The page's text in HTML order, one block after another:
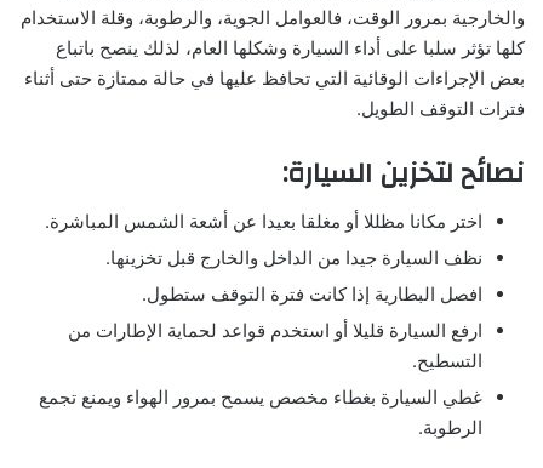
والخارجية بمرور الوقت، فالعوامل الجوية، والرطوبة، وقلة الاستخدام
كلها تؤثر سلبا على أداء السيارة وشكلها العام، لذلك ينصح باتباع
بعض الإجراءات الوقائية التي تحافظ عليها في حالة ممتازة حتى أثناء
فترات التوقف الطويل.
نصائح لتخزين السيارة:
اختر مكانا مظللا أو مغلقا بعيدا عن أشعة الشمس المباشرة.
نظف السيارة جيدا من الداخل والخارج قبل تخزينها.
افصل البطارية إذا كانت فترة التوقف ستطول.
ارفع السيارة قليلا أو استخدم قواعد لحماية الإطارات من
التسطيح.
غطي السيارة بغطاء مخصص يسمح بمرور الهواء ويمنع تجمع
الرطوبة.